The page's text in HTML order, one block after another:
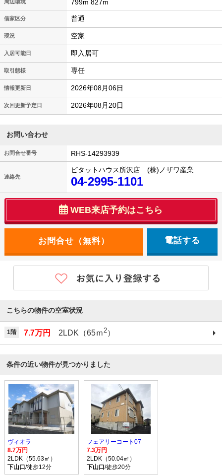
周辺環境 799m 827m
借家区分 普通
現況 空家
入居可能日 即入居可
取引態様 専任
情報更新日 2026年08月06日
次回更新予定日 2026年08月20日
お問い合わせ
お問合せ番号 RHS-14293939
連絡先
ピタットハウス所沢店 (株)ノザワ産業
04-2995-1101
WEB来店予約はこちら
電話する
こちらの物件の空室状況
1階 7.7万円 2LDK（65ｍ2）
条件の近い物件が見つかりました
ヴィオラ
8.7万円
2LDK（55.63㎡）
下山口/徒歩12分
フェアリーコート07
7.3万円
2LDK（50.04㎡）
下山口/徒歩20分